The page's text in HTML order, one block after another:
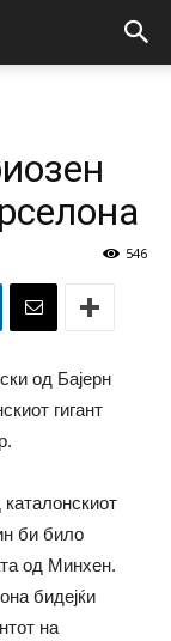
546
од Бајерн
гигант
би било
од Минхен.
бидејќи
на